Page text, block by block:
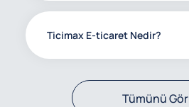
Ticimax E-ticaret Nedir?
Tümünü Gör